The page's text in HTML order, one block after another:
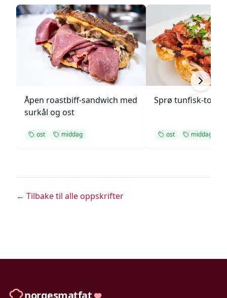
Åpen roastbiff-sandwich med
surkål og ost
ost middag
Sprø tunfisk-
ost middag
← Tilbake til alle oppskrifter
norgesmatfat